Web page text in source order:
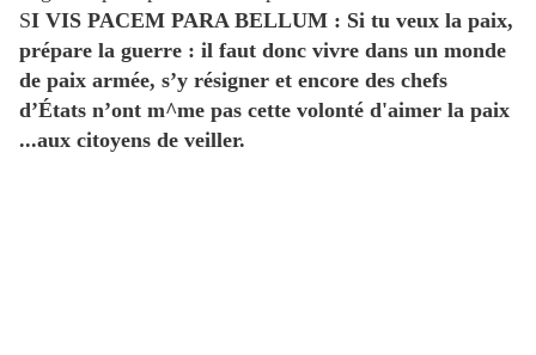
SI VIS PACEM PARA BELLUM : Si tu veux la paix,
prépare la guerre : il faut donc vivre dans un monde
de paix armée, s’y résigner et encore des chefs
d’États n’ont m^me pas cette volonté d'aimer la paix
...aux citoyens de veiller.